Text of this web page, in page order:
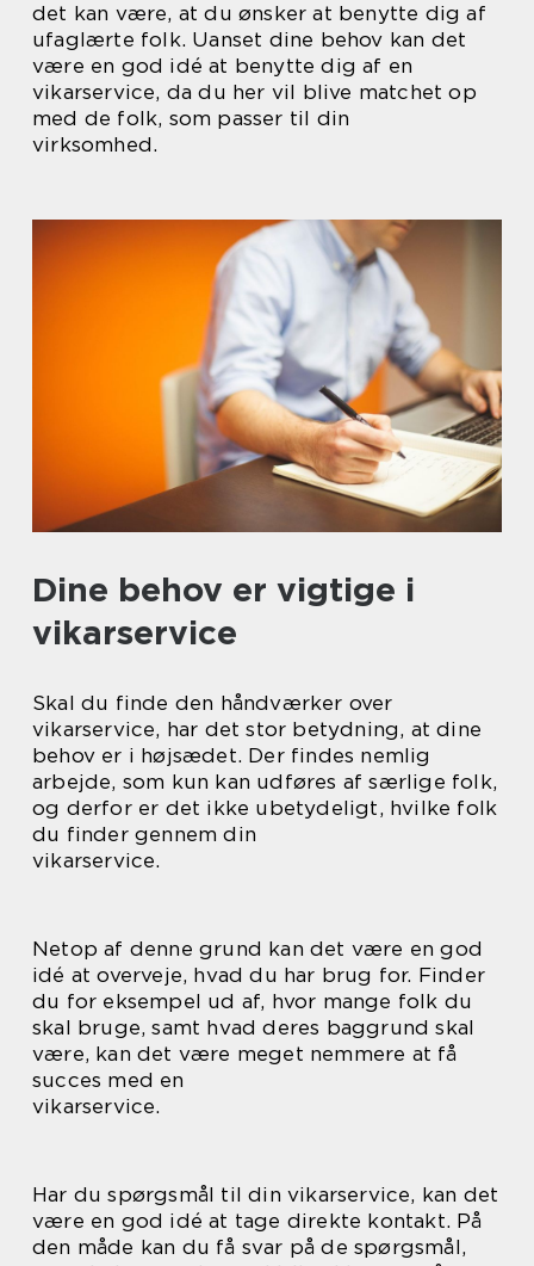
det kan være, at du ønsker at benytte dig af
ufaglærte folk. Uanset dine behov kan det
være en god idé at benytte dig af en
vikarservice, da du her vil blive matchet op
med de folk, som passer til din
virksomhed.
Dine behov er vigtige i
vikarservice
Skal du finde den håndværker over
vikarservice, har det stor betydning, at dine
behov er i højsædet. Der findes nemlig
arbejde, som kun kan udføres af særlige folk,
og derfor er det ikke ubetydeligt, hvilke folk
du finder gennem din
vikarservice.
Netop af denne grund kan det være en god
idé at overveje, hvad du har brug for. Finder
du for eksempel ud af, hvor mange folk du
skal bruge, samt hvad deres baggrund skal
være, kan det være meget nemmere at få
succes med en
vikarservice.
Har du spørgsmål til din vikarservice, kan det
være en god idé at tage direkte kontakt. På
den måde kan du få svar på de spørgsmål,